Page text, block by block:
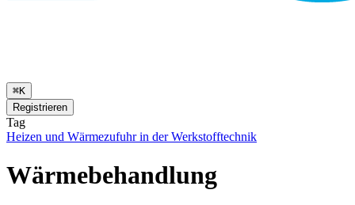
⌘K
Registrieren
Tag
Heizen und Wärmezufuhr in der Werkstofftechnik
Wärmebehandlung